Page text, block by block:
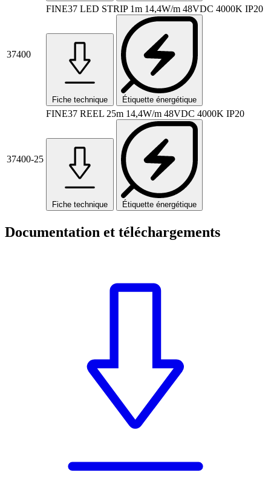
37400
FINE37 LED STRIP 1m 14,4W/m 48VDC 4000K IP20
Fiche technique Étiquette énergétique
37400-25
FINE37 REEL 25m 14,4W/m 48VDC 4000K IP20
Fiche technique Étiquette énergétique
Documentation et téléchargements